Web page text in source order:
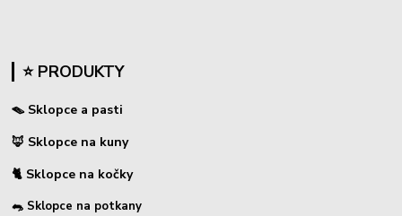
⭐ PRODUKTY
🪤 Sklopce a pasti
🦊 Sklopce na kuny
🐈 Sklopce na kočky
🐀 Sklopce na potkany